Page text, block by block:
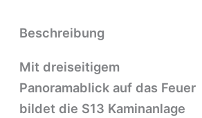
Beschreibung
Mit dreiseitigem
Panoramablick auf das Feuer
bildet die S13 Kaminanlage